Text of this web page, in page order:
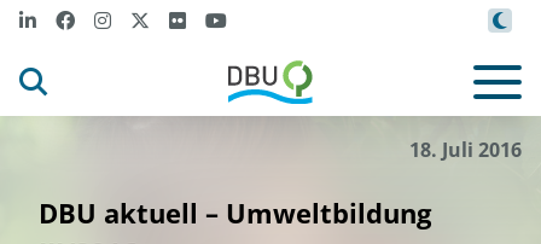
18. Juli 2016
DBU aktuell – Umweltbildung